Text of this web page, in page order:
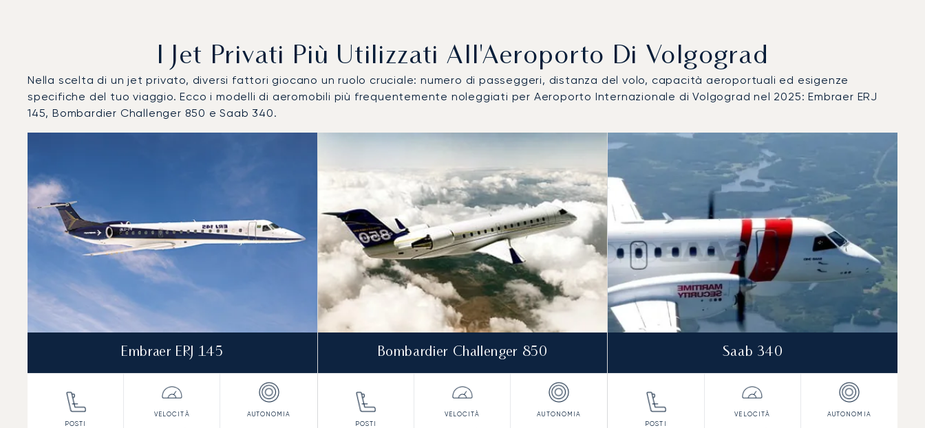
I Jet Privati Più Utilizzati All'Aeroporto Di Volgograd
Nella scelta di un jet privato, diversi fattori giocano un ruolo cruciale: numero di passeggeri, distanza del volo, capacità aeroportuali ed esigenze
specifiche del tuo viaggio. Ecco i modelli di aeromobili più frequentemente noleggiati per Aeroporto Internazionale di Volgograd nel 2025: Embraer ERJ
145, Bombardier Challenger 850 e Saab 340.
Aeroporto Internazionale di Volgograd : I 3 modelli di aeromobile più utilizzati per numero di movimenti volo nel 2025
Autonomia (NM)
Embraer ERJ 145 Bombardier Challenger 850 Saab 340